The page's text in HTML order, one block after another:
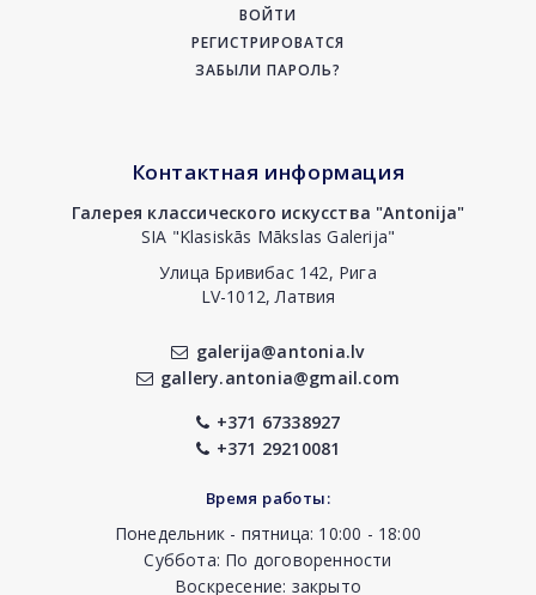
ВОЙТИ
РЕГИСТРИРОВАТСЯ
ЗАБЫЛИ ПАРОЛЬ?
Контактная информация
Галерея классического искусства "Antonija"
SIA "Klasiskās Mākslas Galerija"
Улица Бривибас 142, Рига
LV-1012, Латвия
galerija@antonia.lv
gallery.antonia@gmail.com
+371 67338927
+371 29210081
Время работы:
Понедельник - пятница: 10:00 - 18:00
Суббота: По договоренности
Воскресение: закрыто